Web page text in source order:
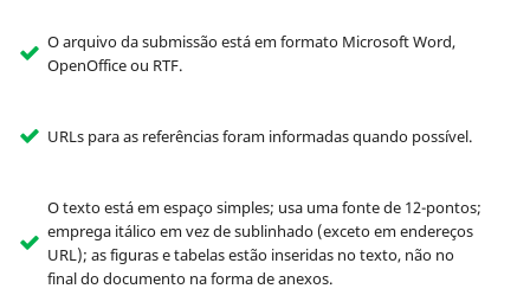
O arquivo da submissão está em formato Microsoft Word,
OpenOffice ou RTF.
URLs para as referências foram informadas quando possível.
O texto está em espaço simples; usa uma fonte de 12-pontos;
emprega itálico em vez de sublinhado (exceto em endereços
URL); as figuras e tabelas estão inseridas no texto, não no
final do documento na forma de anexos.